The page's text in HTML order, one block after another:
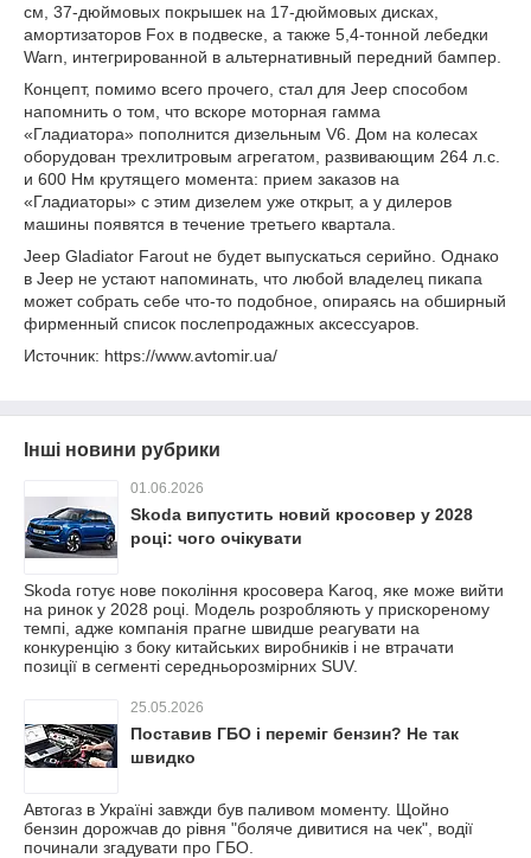
см, 37-дюймовых покрышек на 17-дюймовых дисках,
амортизаторов Fox в подвеске, а также 5,4-тонной лебедки
Warn, интегрированной в альтернативный передний бампер.
Концепт, помимо всего прочего, стал для Jeep способом
напомнить о том, что вскоре моторная гамма
«Гладиатора» пополнится дизельным V6. Дом на колесах
оборудован трехлитровым агрегатом, развивающим 264 л.с.
и 600 Нм крутящего момента: прием заказов на
«Гладиаторы» с этим дизелем уже открыт, а у дилеров
машины появятся в течение третьего квартала.
Jeep Gladiator Farout не будет выпускаться серийно. Однако
в Jeep не устают напоминать, что любой владелец пикапа
может собрать себе что-то подобное, опираясь на обширный
фирменный список послепродажных аксессуаров.
Источник: https://www.avtomir.ua/
Інші новини рубрики
01.06.2026
Skoda випустить новий кросовер у 2028
році: чого очікувати
Skoda готує нове покоління кросовера Karoq, яке може вийти
на ринок у 2028 році. Модель розробляють у прискореному
темпі, адже компанія прагне швидше реагувати на
конкуренцію з боку китайських виробників і не втрачати
позиції в сегменті середньорозмірних SUV.
25.05.2026
Поставив ГБО і переміг бензин? Не так
швидко
Автогаз в Україні завжди був паливом моменту. Щойно
бензин дорожчав до рівня "боляче дивитися на чек", водії
починали згадувати про ГБО.